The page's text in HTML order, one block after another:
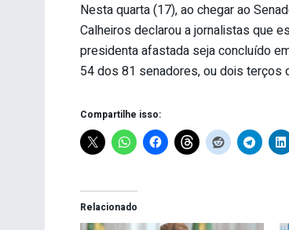
Nesta quarta (17), ao chegar ao
Calheiros declarou a jornalistas que
presidenta afastada seja concluído
54 dos 81 senadores, ou dois terços
Compartilhe isso:
Relacionado